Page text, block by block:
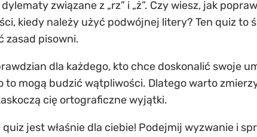
związane z „rz” i „ż”. Czy wiesz, jak
kiedy należy użyć podwójnej litery? Ten quiz
zasad pisowni.
dla każdego, kto chce doskonalić swoje
to mogą budzić wątpliwości. Dlatego warto
cię ortograficzne wyjątki.
jest właśnie dla ciebie! Podejmij wyzwanie i